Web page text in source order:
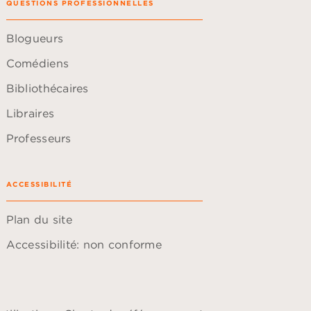
QUESTIONS PROFESSIONNELLES
Blogueurs
Comédiens
Bibliothécaires
Libraires
Professeurs
ACCESSIBILITÉ
Plan du site
Accessibilité: non conforme